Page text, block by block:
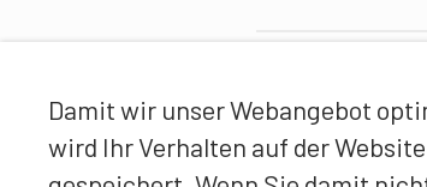
Damit wir unser Webangebot
wird Ihr Verhalten auf der